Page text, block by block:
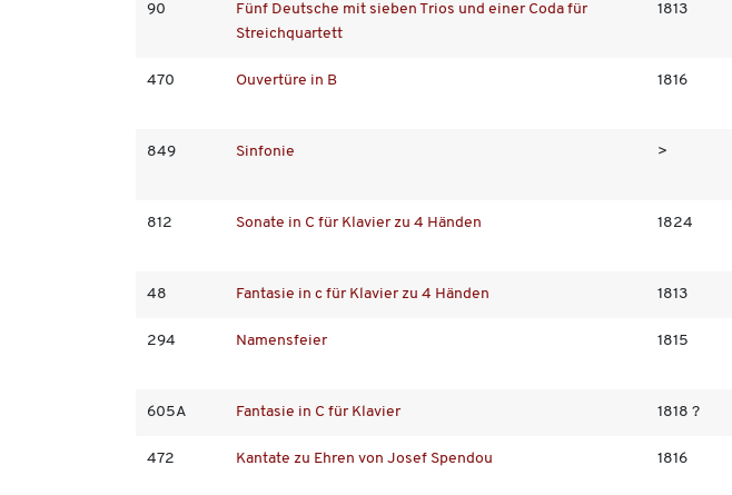
90
Fünf Deutsche mit sieben Trios und einer Coda für
Streichquartett
1813
470 Ouvertüre in B 1816
849 Sinfonie >
812 Sonate in C für Klavier zu 4 Händen 1824
48 Fantasie in c für Klavier zu 4 Händen 1813
294 Namensfeier 1815
605A Fantasie in C für Klavier 1818 ?
472 Kantate zu Ehren von Josef Spendou 1816